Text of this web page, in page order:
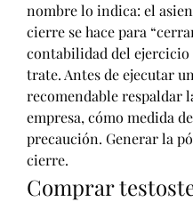
nombre lo indica: el
cierre se hace para
contabilidad del ejercicio
trate. Antes de ejecutar
recomendable respaldar
empresa, cómo medida de
precaución. Generar la
cierre.
Comprar